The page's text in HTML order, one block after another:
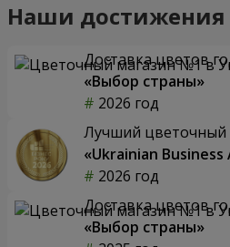
Наши достижения
Доставка цветов
«Выбор страны»
2026 год
Лучший цветочный
«Ukrainian Business
2026 год
Доставка цветов
«Выбор страны»